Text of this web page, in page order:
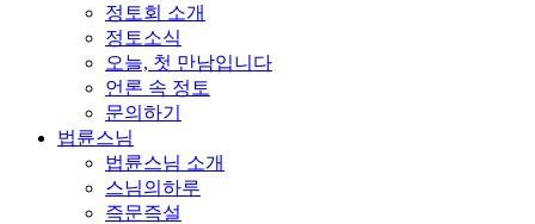
정토회 소개
정토소식
오늘, 첫 만남입니다
언론 속 정토
문의하기
법륜스님
법륜스님 소개
스님의하루
즉문즉설